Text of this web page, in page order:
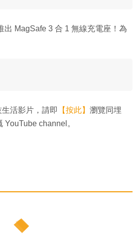
出 MagSafe 3 合 1 無線充電座！為
活影片，請即 【按此】 瀏覽同埋
channel。